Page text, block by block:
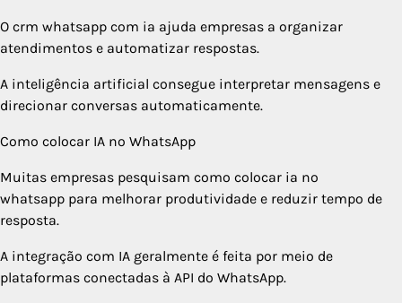
O crm whatsapp com ia ajuda empresas a organizar
atendimentos e automatizar respostas.
A inteligência artificial consegue interpretar mensagens e
direcionar conversas automaticamente.
Como colocar IA no WhatsApp
Muitas empresas pesquisam como colocar ia no
whatsapp para melhorar produtividade e reduzir tempo de
resposta.
A integração com IA geralmente é feita por meio de
plataformas conectadas à API do WhatsApp.